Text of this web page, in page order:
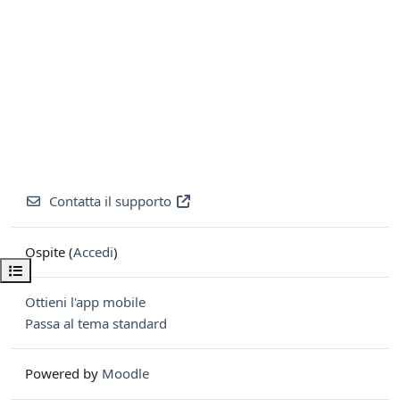
Apri indice del corso
Contatta il supporto
Ospite (Accedi)
Ottieni l'app mobile
Passa al tema standard
Powered by Moodle